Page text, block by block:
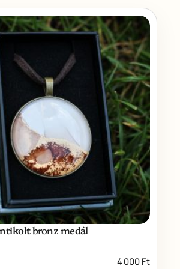
bronz medál
4 000 Ft